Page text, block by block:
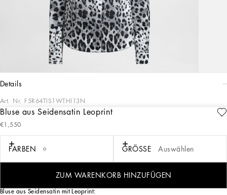
Bluse aus Seidensatin Leoprint
FARBEN GRÖSSE Auswählen
€1,550
ZUM WARENKORB HINZUFÜGEN
details
Art. Nr. F5R64TIS1WTHI13N
Die Damenkollektion Everyday Dolce&Gabbana – eine Neuinterpretation
moderner Alltagskleidung – kombiniert ikonische Stoffe mit Details wie
Blumenstickereien, Kristallen und Schmuckknöpfen. Eleganz trifft auf Animalprint
in Grau mit einem Hauch von Grün und Violett, während Schmuck in strengen
geometrischen Formen, Transparenzen und voluminöse Schnitte besondere
Akzente setzen. Maskuliner Tweed in einer grafischen Überarbeitung für Outfits
von raffinierter Sinnlichkeit.
Bluse aus Seidensatin mit Leoprint: